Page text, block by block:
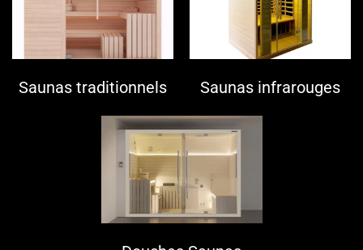
Saunas traditionnels Saunas infrarouges